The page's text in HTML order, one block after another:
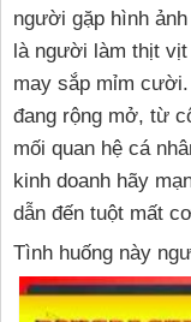
người gặp hình
là người làm thịt
may sắp mỉm
đang rộng mở, từ
mối quan hệ cá
kinh doanh hãy
dẫn đến tuột mất
Tình huống này